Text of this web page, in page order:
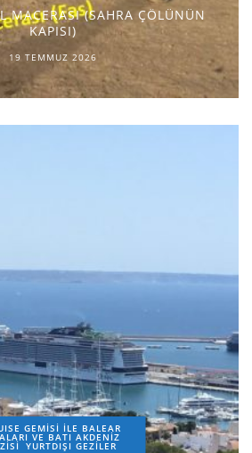
MACERASI (SAHRA ÇÖLÜNÜN
KAPISI)
19 TEMMUZ 2026
GEMİSİ İLE BALEAR
VE BATI AKDENİZ
YURTDIŞI GEZILER